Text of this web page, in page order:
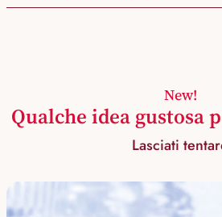
New!
Qualche idea gustosa
Lasciati